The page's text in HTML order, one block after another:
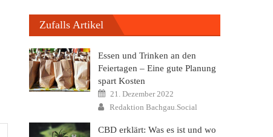
Zufalls Artikel
Essen und Trinken an den
Feiertagen – Eine gute Planung
spart Kosten
Posted
on
21. Dezember 2022
Author
Redaktion Bachgau.Social
CBD erklärt: Was es ist und wo